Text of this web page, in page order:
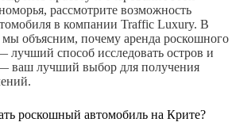
рассмотрите возможность
в компании Traffic Luxury. В
объясним, почему аренда роскошного
лучший способ исследовать остров и
ваш лучший выбор для получения
роскошный автомобиль на Крите?